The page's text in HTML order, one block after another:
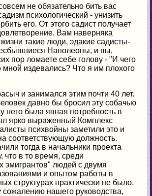
не обязательно бить вас
психологический - унизить
его. От этого садист получает
Вам наверняка
такие люди, эдакие садисты-
Наполеоны, и вы,
пор ломаете себе голову - "И чего
мной издевались? Что я им плохого
и занимался этим почти 40 лет.
давно бы бросил эту собачью
него была явная потребность в
ярко выраженный Комплекс
психвойны заметили это и
соответствующую должность.
тогда в начальники проекта
что в то время, среди
эмигрантов" людей с двумя
и опытом работы в
структурах практически не было.
сожалению нашего руководства,